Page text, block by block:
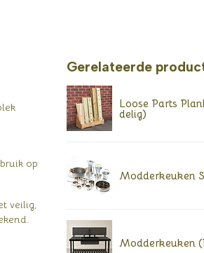
op
veilig,
Gerelateerde
Loose Parts
delig)
Modderkeuken
Modderkeuken